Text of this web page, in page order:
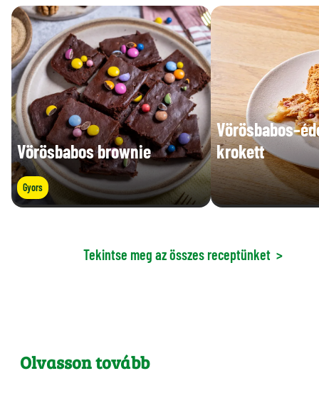
Vörösbabos brownie
Gyors
krokett
Tekintse meg az összes receptünket >
Olvasson tovább